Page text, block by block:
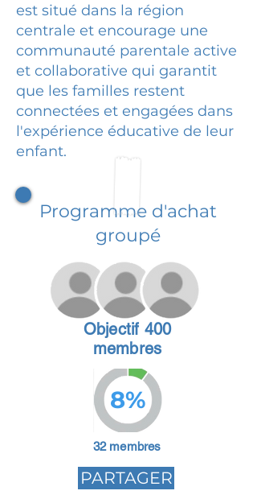
est situé dans la région
centrale et encourage une
communauté parentale active
et collaborative qui garantit
que les familles restent
connectées et engagées dans
l'expérience éducative de leur
enfant.
Programme d'achat
groupé
Objectif 400
membres
8%
32 membres
PARTAGER